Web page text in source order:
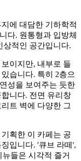
에 대담한 기하학적
다. 원통형과 입방체
상적인 공간입니다.
이지만, 내부로 들
습니다. 특히 2층으
성을 보여주는 듯한
니다. 전면 유리창
트 벽에 다양한 그
획한 이 카페는 공
입니다. '큐브 라떼',
들은 시각적 즐거